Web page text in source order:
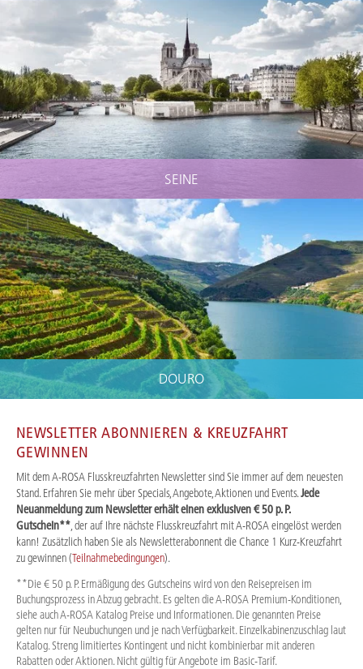
SEINE
DOURO
NEWSLETTER ABONNIEREN & KREUZFAHRT
GEWINNEN
Mit dem A-ROSA Flusskreuzfahrten Newsletter sind Sie immer auf dem neuesten
Stand. Erfahren Sie mehr über Specials, Angebote, Aktionen und Events.Jede
Neuanmeldung zum Newsletter erhält einen exklusiven € 50 p. P.
Gutschein** , der auf Ihre nächste Flusskreuzfahrt mit A-ROSA eingelöst werden
kann! Zusätzlich haben Sie als Newsletterabonnent die Chance 1 Kurz-Kreuzfahrt
zu gewinnen (Teilnahmebedingungen).
**Die € 50 p. P. Ermäßigung des Gutscheins wird von den Reisepreisen im
Buchungsprozess in Abzug gebracht. Es gelten die A-ROSA Premium-Konditionen,
siehe auch A-ROSA Katalog Preise und Informationen. Die genannten Preise
gelten nur für Neubuchungen und je nach Verfügbarkeit. Einzelkabinenzuschlag laut
Katalog. Streng limitiertes Kontingent und nicht kombinierbar mit anderen
Rabatten oder Aktionen. Nicht gültig für Angebote im Basic-Tarif.